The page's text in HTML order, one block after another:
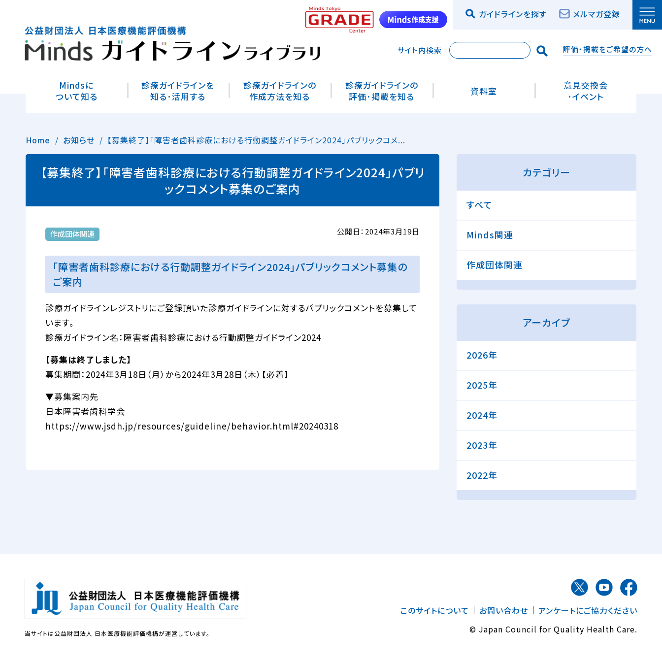
Home お知らせ 【募集終了】「障害者歯科診療における行動調整ガイドライン2024」パブリックコメ...
【募集終了】「障害者歯科診療における行動調整ガイドライン2024」パブリ
ックコメント募集のご案内
作成団体関連 公開日：2024年3月19日
「障害者歯科診療における行動調整ガイドライン2024」パブリックコメント募集の
ご案内
診療ガイドラインレジストリにご登録頂いた診療ガイドラインに対するパブリックコメントを募集して
います。
診療ガイドライン名：障害者歯科診療における行動調整ガイドライン2024
【募集は終了しました】
募集期間：2024年3月18日（月）から2024年3月28日（木）【必着】
▼募集案内先
日本障害者歯科学会
https://www.jsdh.jp/resources/guideline/behavior.html#20240318
カテゴリー
すべて
Minds関連
作成団体関連
アーカイブ
2026年
2025年
2024年
2023年
2022年
Mindsに
ついて知る
診療ガイドラインを
知る･活用する
診療ガイドラインの
作成方法を知る
診療ガイドラインの
評価･掲載を知る
資料室
意見交換会
･イベント
ガイドラインを探す メルマガ登録
評価・掲載をご希望の方へ
サイト内検索
当サイトは公益財団法人 日本医療機能評価機構が運営しています。
このサイトについて お問い合わせ
アンケートにご協力ください
© Japan Council for Quality Health Care.